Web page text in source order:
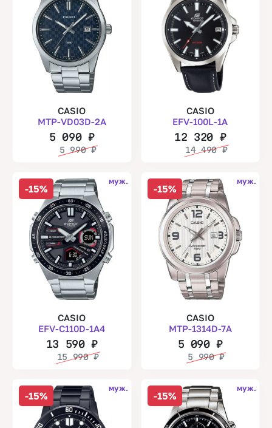
CASIO
MTP-VD03D-2A
5 090 ₽
5 990₽
CASIO
EFV-100L-1A
12 320 ₽
14 490₽
-15%
муж.
CASIO
EFV-C110D-1A4
13 590₽
15 990₽
-15%
муж.
CASIO
MTP-1314D-7A
5 090₽
5 990₽
-15%
муж.
-15%
муж.